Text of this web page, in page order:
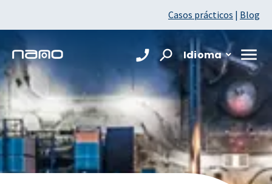
Casos prácticos | Blog
Idioma